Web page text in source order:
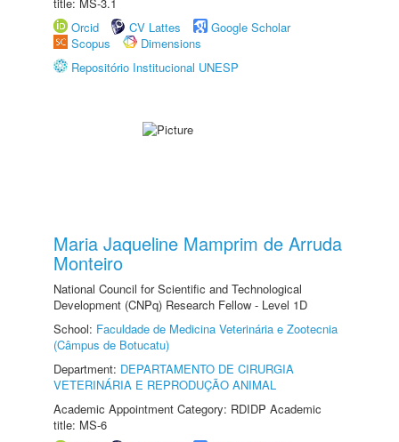
Orcid
CV Lattes
Google Scholar
Scopus
Dimensions
Repositório Institucional UNESP
Maria Jaqueline Mamprim de Arruda
Monteiro
National Council for Scientific and Technological
Development (CNPq) Research Fellow - Level 1D
School: Faculdade de Medicina Veterinária e Zootecnia
(Câmpus de Botucatu)
Department: DEPARTAMENTO DE CIRURGIA
VETERINÁRIA E REPRODUÇÃO ANIMAL
Academic Appointment Category: RDIDP Academic
title: MS-6